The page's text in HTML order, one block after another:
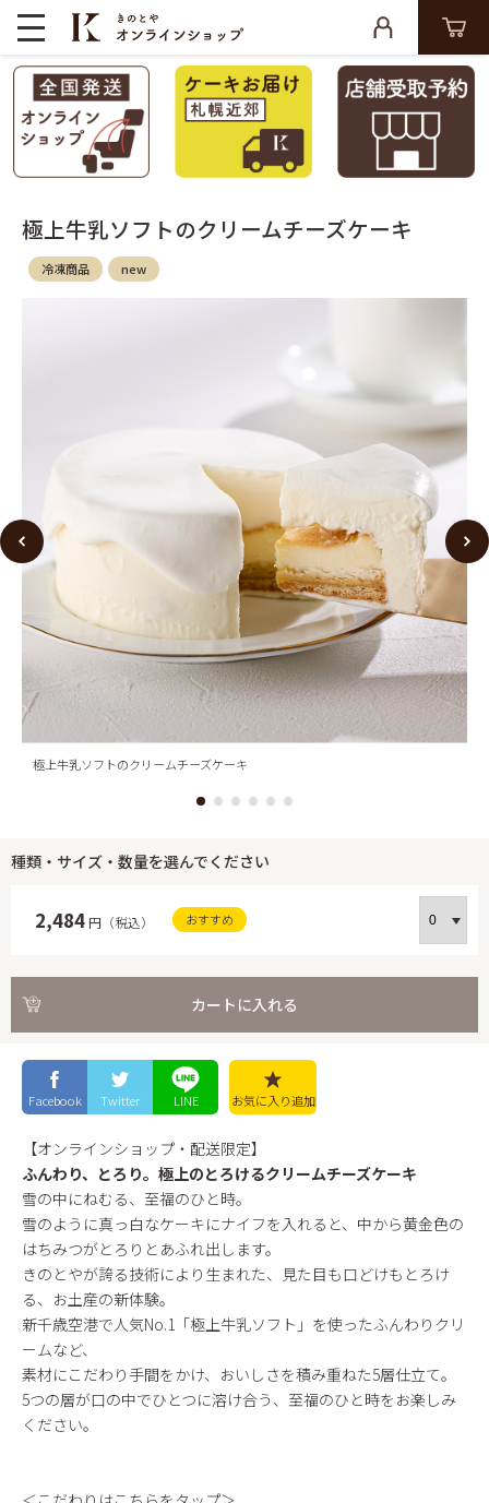
極上牛乳ソフトのクリームチーズケーキ
冷凍商品 new
極上牛乳ソフトのクリームチーズケーキ
種類・サイズ・数量を選んでください
2,484円（税込） おすすめ
カートに入れる
Facebook Twitter LINE お気に入り追加
【オンラインショップ・配送限定】
ふんわり、とろり。極上のとろけるクリームチーズケーキ
雪の中にねむる、至福のひと時。
雪のように真っ白なケーキにナイフを入れると、中から黄金色の
はちみつがとろりとあふれ出します。
きのとやが誇る技術により生まれた、見た目も口どけもとろけ
る、お土産の新体験。
新千歳空港で人気No.1「極上牛乳ソフト」を使ったふんわりクリ
ームなど、
素材にこだわり手間をかけ、おいしさを積み重ねた5層仕立て。
5つの層が口の中でひとつに溶け合う、至福のひと時をお楽しみ
ください。